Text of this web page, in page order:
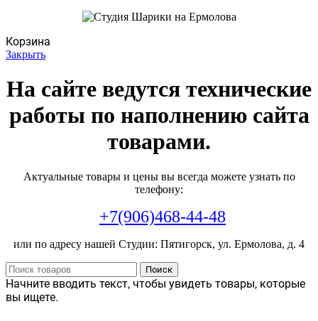
Корзина
Закрыть
На сайте ведутся технические
работы по наполнению сайта
товарами.
Актуальные товары и цены вы всегда можете узнать по
телефону:
+7(906)468-44-48
или по адресу нашей Студии: Пятигорск, ул. Ермолова, д. 4
Поиск
Начните вводить текст, чтобы увидеть товары, которые
вы ищете.